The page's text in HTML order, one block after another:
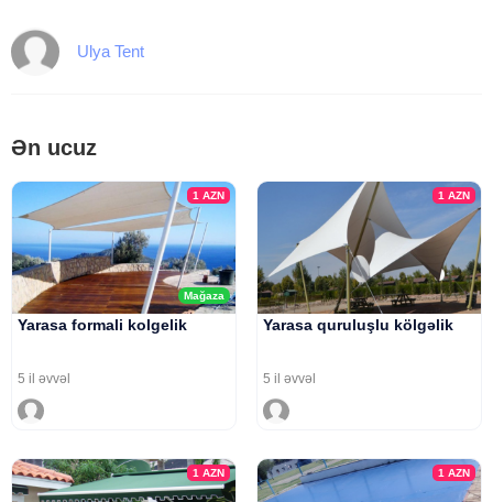
Ulya Tent
Ən ucuz
Mağaza
1AZN
Yarasa formali kolgelik
5 il əvvəl
1 AZN
Yarasa quruluşlu kölgəlik
5 il əvvəl
1AZN 1 AZN